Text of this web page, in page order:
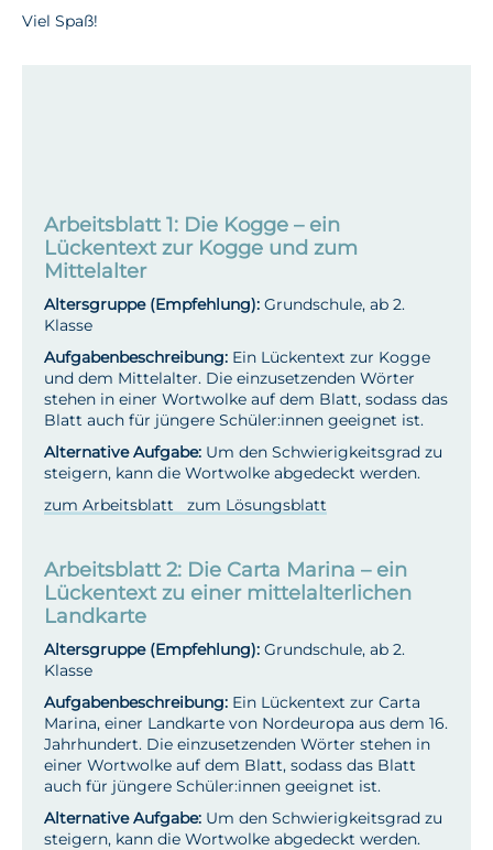
Viel Spaß!
Arbeitsblatt 1: Die Kogge – ein
Lückentext zur Kogge und zum
Mittelalter
Altersgruppe (Empfehlung): Grundschule, ab 2.
Klasse
Aufgabenbeschreibung: Ein Lückentext zur Kogge
und dem Mittelalter. Die einzusetzenden Wörter
stehen in einer Wortwolke auf dem Blatt, sodass das
Blatt auch für jüngere Schüler:innen geeignet ist.
Alternative Aufgabe: Um den Schwierigkeitsgrad zu
steigern, kann die Wortwolke abgedeckt werden.
zum Arbeitsblatt zum Lösungsblatt
Arbeitsblatt 2: Die Carta Marina – ein
Lückentext zu einer mittelalterlichen
Landkarte
Altersgruppe (Empfehlung): Grundschule, ab 2.
Klasse
Aufgabenbeschreibung: Ein Lückentext zur Carta
Marina, einer Landkarte von Nordeuropa aus dem 16.
Jahrhundert. Die einzusetzenden Wörter stehen in
einer Wortwolke auf dem Blatt, sodass das Blatt
auch für jüngere Schüler:innen geeignet ist.
Alternative Aufgabe: Um den Schwierigkeitsgrad zu
steigern, kann die Wortwolke abgedeckt werden.